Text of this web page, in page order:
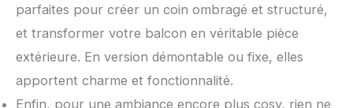
parfaites pour créer un coin ombragé et structuré,
et transformer votre balcon en véritable pièce
extérieure. En version démontable ou fixe, elles
apportent charme et fonctionnalité.
Enfin, pour une ambiance encore plus cosy, rien ne